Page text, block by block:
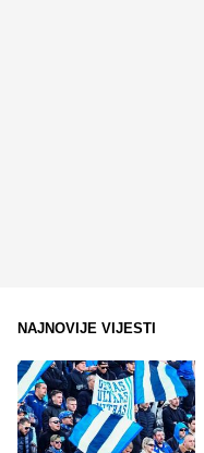
NAJNOVIJE VIJESTI